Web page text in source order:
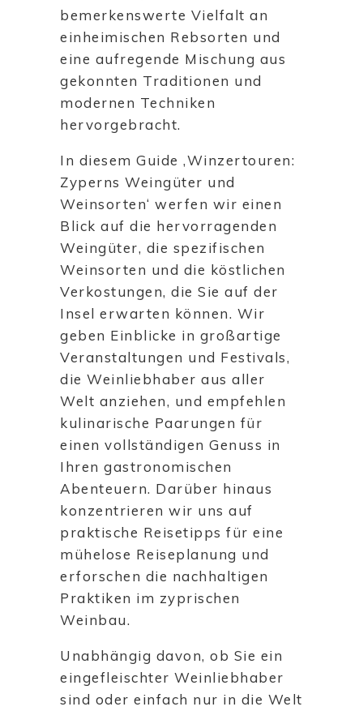
bemerkenswerte Vielfalt an
einheimischen Rebsorten und
eine aufregende Mischung aus
gekonnten Traditionen und
modernen Techniken
hervorgebracht.
In diesem Guide ‚Winzertouren:
Zyperns Weingüter und
Weinsorten‘ werfen wir einen
Blick auf die hervorragenden
Weingüter, die spezifischen
Weinsorten und die köstlichen
Verkostungen, die Sie auf der
Insel erwarten können. Wir
geben Einblicke in großartige
Veranstaltungen und Festivals,
die Weinliebhaber aus aller
Welt anziehen, und empfehlen
kulinarische Paarungen für
einen vollständigen Genuss in
Ihren gastronomischen
Abenteuern. Darüber hinaus
konzentrieren wir uns auf
praktische Reisetipps für eine
mühelose Reiseplanung und
erforschen die nachhaltigen
Praktiken im zyprischen
Weinbau.
Unabhängig davon, ob Sie ein
eingefleischter Weinliebhaber
sind oder einfach nur in die Welt